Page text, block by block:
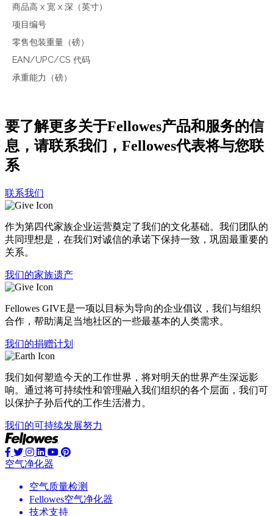
商品高 x 宽 x 深（英寸）
项目编号
零售包装重量（磅）
EAN/UPC/CS 代码
承重能力（磅）
要了解更多关于Fellowes产品和服务的信
息，请联系我们，Fellowes代表将与您联
系
联系我们
作为第四代家族企业运营奠定了我们的文化基础。我们团队的
共同理想是，在我们对诚信的承诺下保持一致，巩固最重要的
关系。
我们的家族遗产
Fellowes GIVE是一项以目标为导向的企业倡议，我们与组织
合作，帮助满足当地社区的一些最基本的人类需求。
我们的捐赠计划
我们如何塑造今天的工作世界，将对明天的世界产生深远影
响。通过将可持续性和管理融入我们组织的各个层面，我们可
以保护子孙后代的工作生活潜力。
我们的可持续发展努力
空气净化器
空气质量检测
Fellowes空气净化器
技术支持